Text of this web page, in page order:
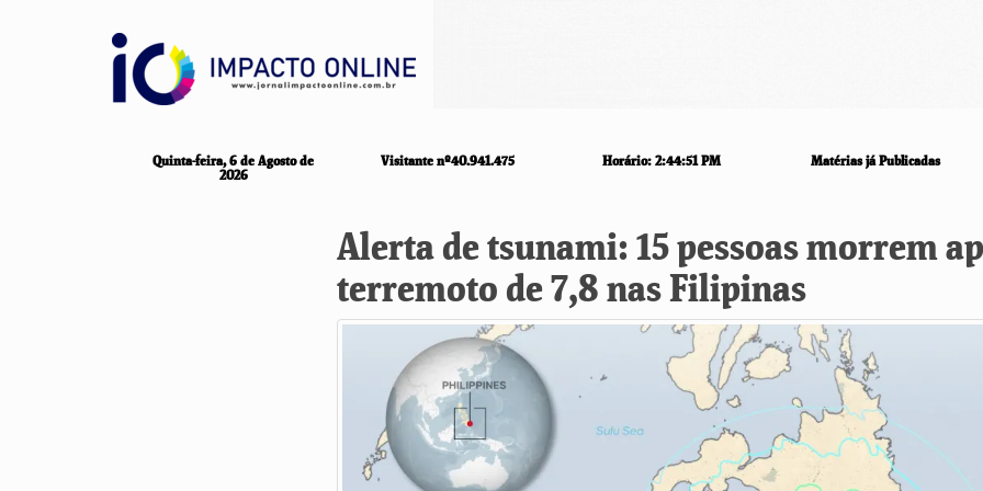
Quinta-feira, 6 de Agosto de
2026
Visitante nº40.941.475 Horário: 2:44:51 PM Matérias já Publicadas
Alerta de tsunami: 15 pessoas morrem
terremoto de 7,8 nas Filipinas